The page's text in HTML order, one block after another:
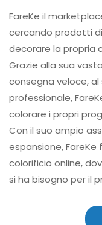
FareKe il
cercando prodotti
decorare la propria
Grazie alla sua
consegna veloce,
professionale,
colorare i propri
Con il suo ampio
espansione,
colorificio online,
si ha bisogno per il